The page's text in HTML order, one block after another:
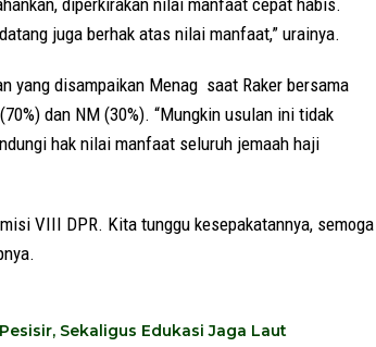
diperkirakan nilai manfaat cepat habis.
juga berhak atas nilai manfaat,” urainya.
yang disampaikan Menag saat Raker bersama
dan NM (30%). “Mungkin usulan ini tidak
hak nilai manfaat seluruh jemaah haji
VIII DPR. Kita tunggu kesepakatannya, semoga
Sekaligus Edukasi Jaga Laut